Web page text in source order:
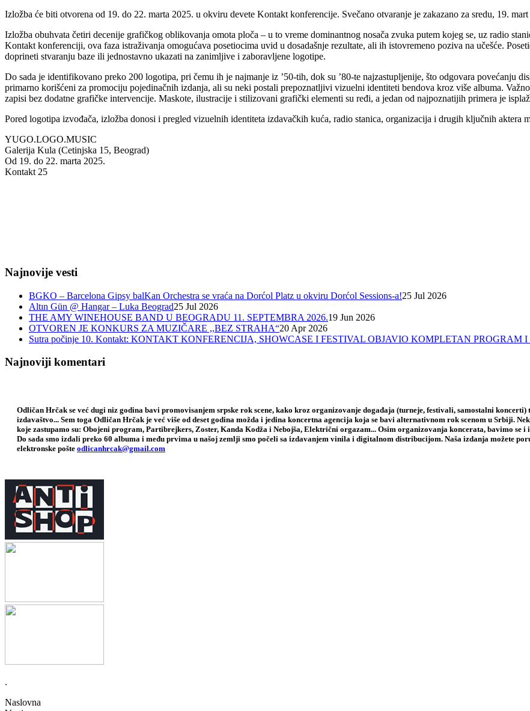
Izložba će biti otvorena od 19. do 22. marta 2025. u okviru devete Kontakt konferencije. Svečano otvaranje je zakazano za sredu, 19.
Izložba obuhvata četiri decenije grafičkog oblikovanja omota ploča – u to vreme dominantnog nosača zvuka putem kojeg se, uz radio
Kontakt konferenciji, ova faza istraživanja omogućava posetiocima uvid u dosadašnje rezultate, ali ih istovremeno poziva na učešće.
doprineti stvaranju baze ili jednostavno ukazati na zanimljive i zaboravljene logotipe.
Do sada je identifikovano preko 200 logotipa, pri čemu ih je najmanje iz ’50-tih, dok su ’80-te najzastupljenije, što odgovara povećanju
primarno korišćeni za promociju pojedinačnih izdanja, ali su neki postali prepoznatljivi vizuelni identiteti bendova kroz više albuma.
zapisi bez dodatne grafičke intervencije. Maskote, ilustracije i stilizovani grafički elementi su ređi, a jedan od najpoznatijih primera je
Pored logotipa izvođača, izložba donosi i pregled vizuelnih identiteta izdavačkih kuća, radio stanica, organizacija i drugih ključnih aktera
YUGO.LOGO.MUSIC
Galerija Kula (Cetinjska 15, Beograd)
Od 19. do 22. marta 2025.
Kontakt 25
Najnovije vesti
BGKO – Barcelona Gipsy balKan Orchestra se vraća na Dorćol Platz u okviru Dorćol Sessions-a!25 Jul 2026
Altın Gün @ Hangar – Luka Beograd25 Jul 2026
THE AMY WINEHOUSE BAND U BEOGRADU 11. SEPTEMBRA 2026.19 Jun 2026
OTVOREN JE KONKURS ZA MUZIČARE ,,BEZ STRAHA“20 Apr 2026
Sutra počinje 10. Kontakt: KONTAKT KONFERENCIJA, SHOWCASE I FESTIVAL OBJAVIO KOMPLETAN PROGRAM
Najnoviji komentari
Odličan Hrčak se već dugi niz godina bavi promovisanjem srpske rok scene, kako kroz organizovanje događaja (turneje, festivali, samostalni koncerti)
izdavaštvo... Sem toga Odličan Hrčak je već više od deset godina možda i jedina koncertna agencija koja se bavi alternativnom rok scenom u Srbiji.
koje zastupamo su: Obojeni program, Partibrejkers, Zoster, Kanda Kodža i Nebojša, Električni orgazam... Osim organizovanja koncerata, bavimo se i
Do sada smo izdali preko 60 albuma i među prvima u našoj zemlji smo počeli sa izdavanjem vinila i digitalnom distribucijom. Naša izdanja možete
elektronske pošte odlicanhrcak@gmail.com
.
Naslovna